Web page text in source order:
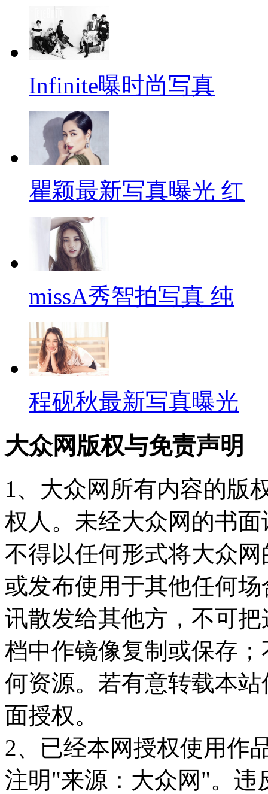
Infinite曝时尚写真
瞿颖最新写真曝光 红
missA秀智拍写真 纯
程砚秋最新写真曝光
大众网版权与免责声明
1、大众网所有内容的版
权人。未经大众网的书
不得以任何形式将大众
或发布使用于其他任何
讯散发给其他方，不可
档中作镜像复制或保存
何资源。若有意转载本
面授权。
2、已经本网授权使用作
注明"来源：大众网"。违